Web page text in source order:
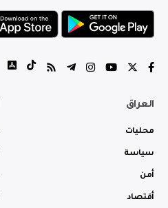
العراق
محليات
سياسة
أمن
أقتصاد